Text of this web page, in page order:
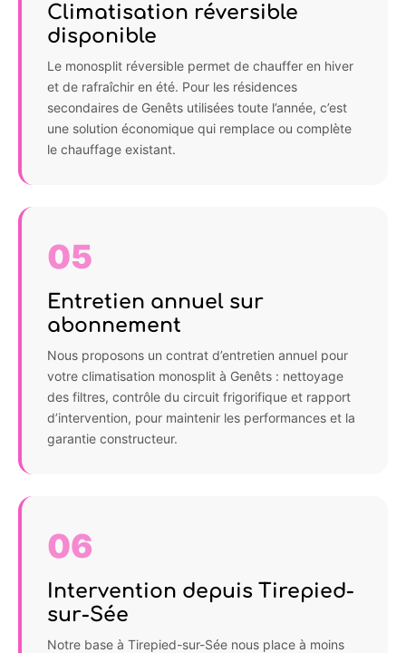
Climatisation réversible
disponible
Le monosplit réversible permet de chauffer en hiver
et de rafraîchir en été. Pour les résidences
secondaires de Genêts utilisées toute l’année, c’est
une solution économique qui remplace ou complète
le chauffage existant.
05
Entretien annuel sur
abonnement
Nous proposons un contrat d’entretien annuel pour
votre climatisation monosplit à Genêts : nettoyage
des filtres, contrôle du circuit frigorifique et rapport
d’intervention, pour maintenir les performances et la
garantie constructeur.
06
Intervention depuis Tirepied-
sur-Sée
Notre base à Tirepied-sur-Sée nous place à moins